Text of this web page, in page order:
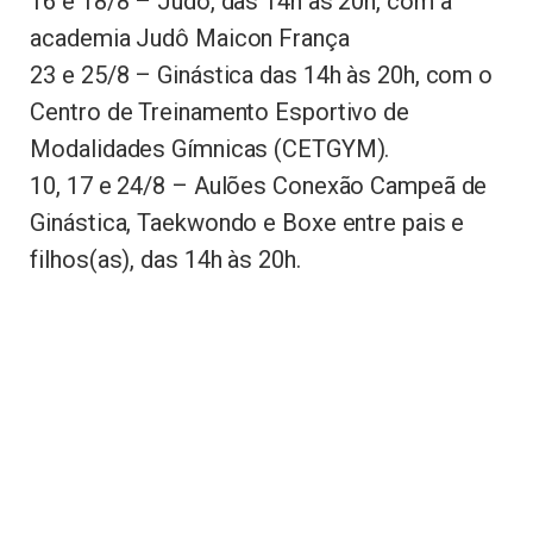
academia Judô Maicon França
23 e 25/8 – Ginástica das 14h às 20h, com o
Centro de Treinamento Esportivo de
Modalidades Gímnicas (CETGYM).
10, 17 e 24/8 – Aulões Conexão Campeã de
Ginástica, Taekwondo e Boxe entre pais e
filhos(as), das 14h às 20h.